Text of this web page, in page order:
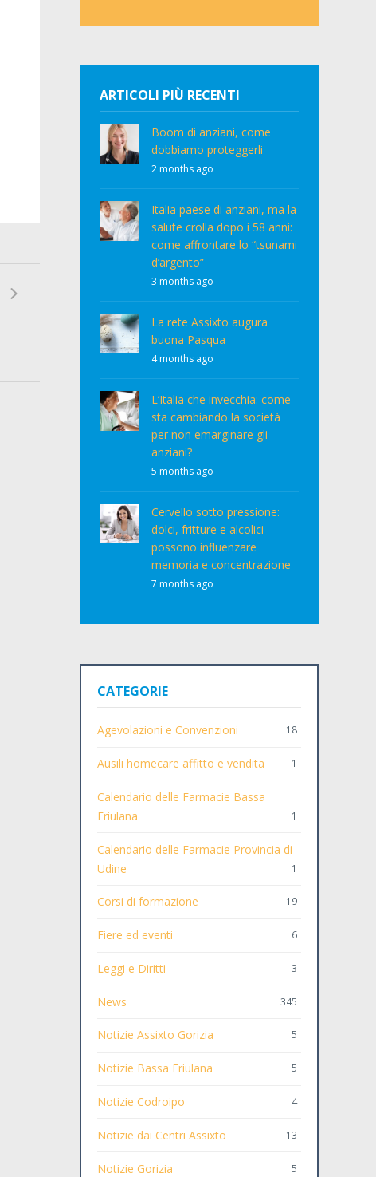
ARTICOLI PIÙ RECENTI
Boom di anziani, come
dobbiamo proteggerli
2 months ago
Italia paese di anziani, ma la
salute crolla dopo i 58 anni:
come affrontare lo “tsunami
d’argento”
3 months ago
La rete Assixto augura
buona Pasqua
4 months ago
L’Italia che invecchia: come
sta cambiando la società
per non emarginare gli
anziani?
5 months ago
Cervello sotto pressione:
dolci, fritture e alcolici
possono influenzare
memoria e concentrazione
7 months ago
CATEGORIE
Agevolazioni e Convenzioni 18
Ausili homecare affitto e vendita 1
Calendario delle Farmacie Bassa
Friulana
1
Calendario delle Farmacie Provincia di
Udine
1
Corsi di formazione 19
Fiere ed eventi 6
Leggi e Diritti 3
News 345
Notizie Assixto Gorizia 5
Notizie Bassa Friulana 5
Notizie Codroipo 4
Notizie dai Centri Assixto 13
Notizie Gorizia 5